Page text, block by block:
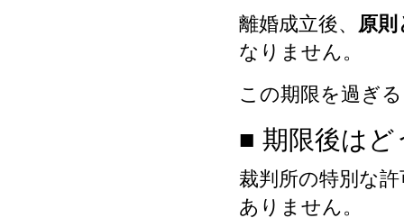
離婚成立後、 原則
なりません。
この期限を過ぎ
■ 期限後はど
裁判所の特別な
ありません。